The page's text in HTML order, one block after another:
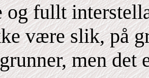
og fullt
være slik, på
men det